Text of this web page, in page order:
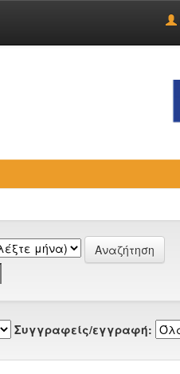
Συγγραφείς/εγγραφή: